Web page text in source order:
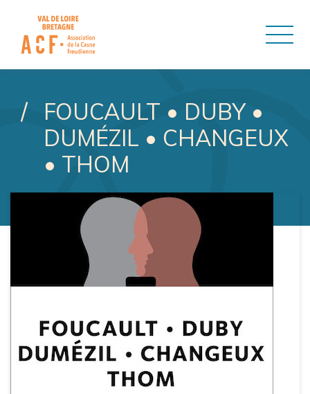
ASSOCIATION DE LA
FOUCAULT • DUBY •
DUMÉZIL • CHANGEUX
• THOM